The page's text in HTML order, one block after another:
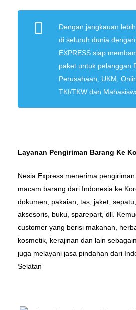
Dengan jangkauan
di seluruh dunia
EXPRESS siap
paket untuk pelanggan
Perusahaan, UKM,
TKI/TKW dan
Layanan Pengiriman Barang Ke
Nesia Express menerima
macam barang dari Indonesia ke
dokumen, pakaian, tas, jaket,
aksesoris, buku, sparepart, dll.
customer yang berisi makanan,
kosmetik, kerajinan dan lain
juga melayani jasa pindahan dari
Selatan